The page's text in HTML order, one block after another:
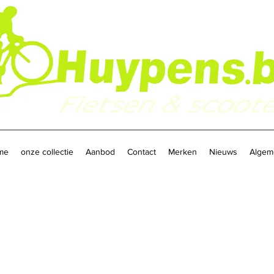
onze collectie Aanbod Contact Merken Nieuws